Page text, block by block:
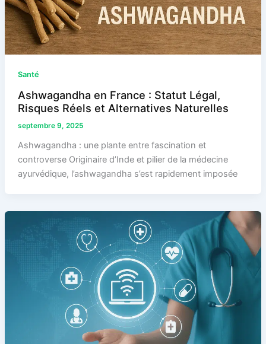
Santé
Ashwagandha en France : Statut Légal,
Risques Réels et Alternatives Naturelles
septembre 9, 2025
Ashwagandha : une plante entre fascination et
controverse Originaire d’Inde et pilier de la médecine
ayurvédique, l’ashwagandha s’est rapidement imposée